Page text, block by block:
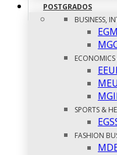
POSTGRADOS
BUSINESS,
SPORTS &
FASHION